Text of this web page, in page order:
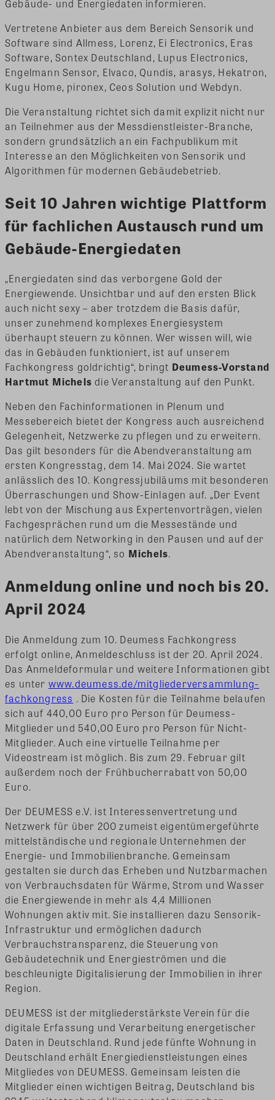
Gebäude- und Energiedaten informieren.
Vertretene Anbieter aus dem Bereich Sensorik und
Software sind Allmess, Lorenz, Ei Electronics, Eras
Software, Sontex Deutschland, Lupus Electronics,
Engelmann Sensor, Elvaco, Qundis, arasys, Hekatron,
Kugu Home, pironex, Ceos Solution und Webdyn.
Die Veranstaltung richtet sich damit explizit nicht nur
an Teilnehmer aus der Messdienstleister-Branche,
sondern grundsätzlich an ein Fachpublikum mit
Interesse an den Möglichkeiten von Sensorik und
Algorithmen für modernen Gebäudebetrieb.
Seit 10 Jahren wichtige Plattform
für fachlichen Austausch rund um
Gebäude-Energiedaten
„Energiedaten sind das verborgene Gold der
Energiewende. Unsichtbar und auf den ersten Blick
auch nicht sexy – aber trotzdem die Basis dafür,
unser zunehmend komplexes Energiesystem
überhaupt steuern zu können. Wer wissen will, wie
das in Gebäuden funktioniert, ist auf unserem
Fachkongress goldrichtig“, bringt Deumess-Vorstand
Hartmut Michelsdie Veranstaltung auf den Punkt.
Neben den Fachinformationen in Plenum und
Messebereich bietet der Kongress auch ausreichend
Gelegenheit, Netzwerke zu pflegen und zu erweitern.
Das gilt besonders für die Abendveranstaltung am
ersten Kongresstag, dem 14. Mai 2024. Sie wartet
anlässlich des 10. Kongressjubiläums mit besonderen
Überraschungen und Show-Einlagen auf. „Der Event
lebt von der Mischung aus Expertenvorträgen, vielen
Fachgesprächen rund um die Messestände und
natürlich dem Networking in den Pausen und auf der
Abendveranstaltung“, so Michels.
Anmeldung online und noch bis 20.
April 2024
Die Anmeldung zum 10. Deumess Fachkongress
erfolgt online, Anmeldeschluss ist der 20. April 2024.
Das Anmeldeformular und weitere Informationen gibt
es unter www.deumess.de/mitgliederversammlung-
fachkongress . Die Kosten für die Teilnahme belaufen
sich auf 440,00 Euro pro Person für Deumess-
Mitglieder und 540,00 Euro pro Person für Nicht-
Mitglieder. Auch eine virtuelle Teilnahme per
Videostream ist möglich. Bis zum 29. Februar gilt
außerdem noch der Frühbucherrabatt von 50,00
Euro.
Der DEUMESS e.V. ist Interessenvertretung und
Netzwerk für über 200 zumeist eigentümergeführte
mittelständische und regionale Unternehmen der
Energie- und Immobilienbranche. Gemeinsam
gestalten sie durch das Erheben und Nutzbarmachen
von Verbrauchsdaten für Wärme, Strom und Wasser
die Energiewende in mehr als 4,4 Millionen
Wohnungen aktiv mit. Sie installieren dazu Sensorik-
Infrastruktur und ermöglichen dadurch
Verbrauchstransparenz, die Steuerung von
Gebäudetechnik und Energieströmen und die
beschleunigte Digitalisierung der Immobilien in ihrer
Region.
DEUMESS ist der mitgliederstärkste Verein für die
digitale Erfassung und Verarbeitung energetischer
Daten in Deutschland. Rund jede fünfte Wohnung in
Deutschland erhält Energiedienstleistungen eines
Mitgliedes von DEUMESS. Gemeinsam leisten die
Mitglieder einen wichtigen Beitrag, Deutschland bis